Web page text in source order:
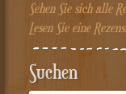
Sehen Sie sich alle
Lesen Sie eine
Suchen